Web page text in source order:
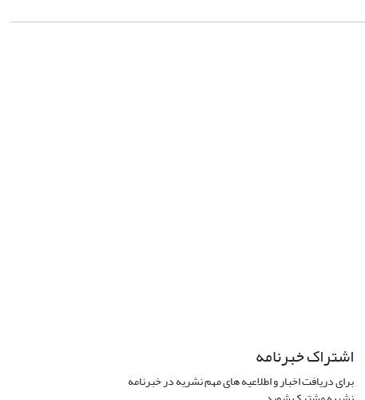
اشتراک خبرنامه
برای دریافت اخبار و اطلاعیه های مهم نشریه در خبرنامه